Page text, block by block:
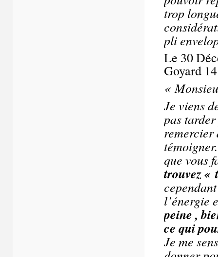
trop
pli
Le 30
Goyard
«
Je viens
pas
remercier
que vous
trouvez «
l’énergie
peine ,
ce qui
Je me